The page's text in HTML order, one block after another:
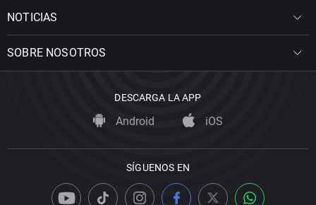
NOTICIAS
SOBRE NOSOTROS
DESCARGA LA APP
Android iOS
SÍGUENOS EN